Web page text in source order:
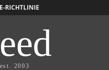
RICHTLINIE
2003